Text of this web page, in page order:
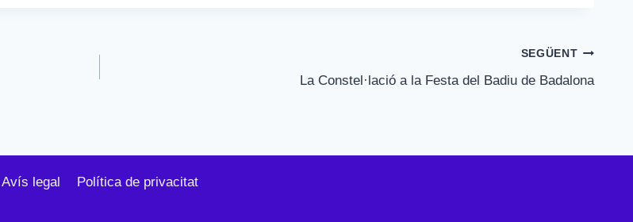
SEGÜENT
La Constel·lació a la Festa del Badiu de Badalona
Avís legal Política de privacitat